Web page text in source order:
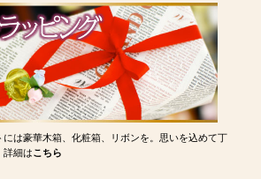
は豪華木箱、化粧箱、リボンを。思いを込めて丁
詳細はこちら